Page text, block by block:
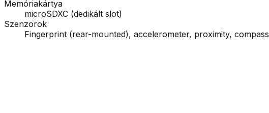
Memóriakártya
microSDXC (dedikált slot)
Szenzorok
Fingerprint (rear-mounted), accelerometer, proximity, compass